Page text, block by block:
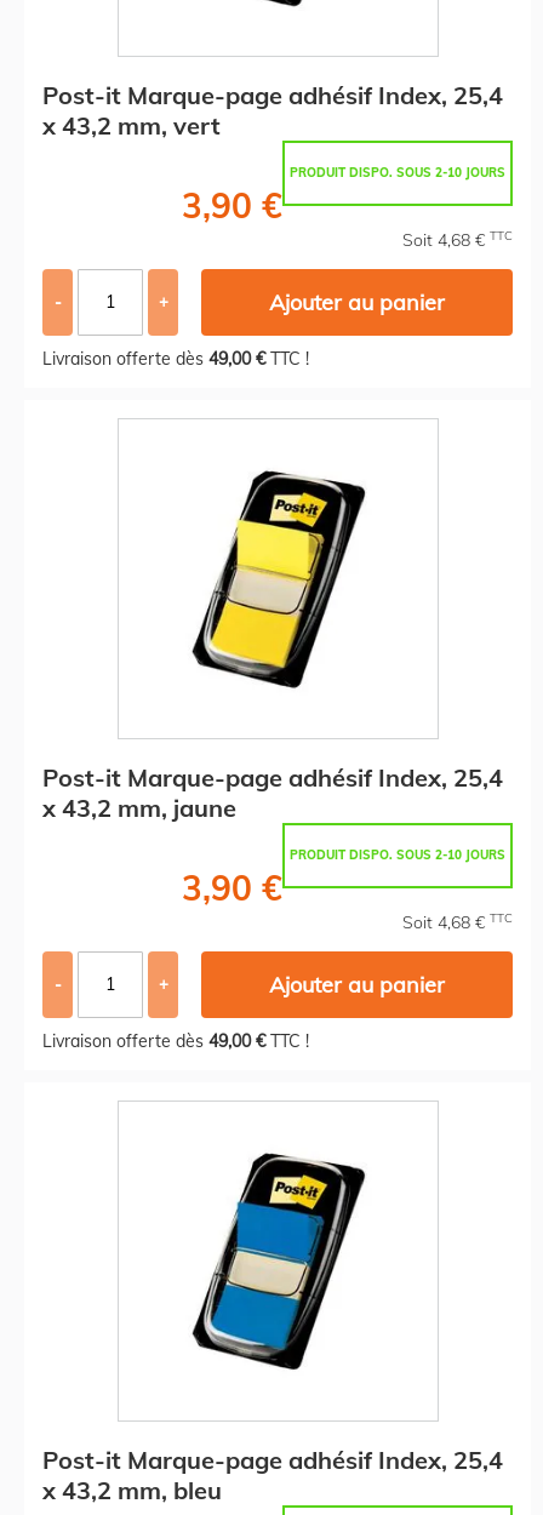
Post-it Marque-page adhésif Index, 25,4
x 43,2 mm, vert
PRODUIT DISPO. SOUS 2-10 JOURS
3,90 €
Soit 4,68 € TTC
- + Ajouter au panier
Livraison offerte dès 49,00 €TTC !
Post-it Marque-page adhésif Index, 25,4
x 43,2 mm, jaune
PRODUIT DISPO. SOUS 2-10 JOURS
3,90 €
Soit 4,68 € TTC
- + Ajouter au panier
Livraison offerte dès 49,00 €TTC !
Post-it Marque-page adhésif Index, 25,4
x 43,2 mm, bleu